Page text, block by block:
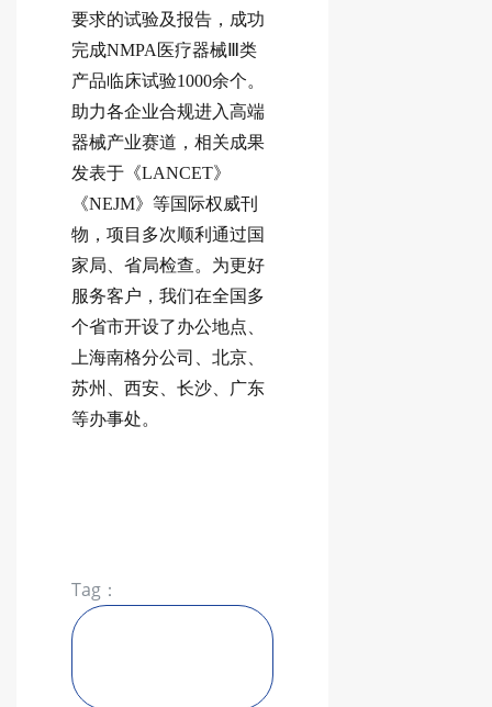
要求的试验及报告，成功
完成NMPA医疗器械Ⅲ类
产品临床试验1000余个。
助力各企业合规进入高端
器械产业赛道，相关成果
发表于《LANCET》
《NEJM》等国际权威刊
物，项目多次顺利通过国
家局、省局检查。为更好
服务客户，我们在全国多
个省市开设了办公地点、
上海南格分公司、北京、
苏州、西安、长沙、广东
等办事处。
Tag：